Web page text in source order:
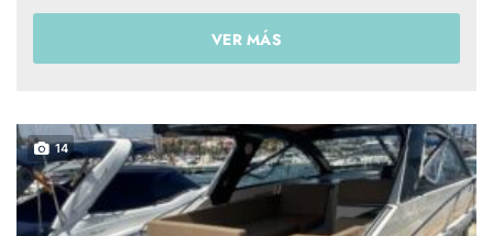
VER MÁS
14